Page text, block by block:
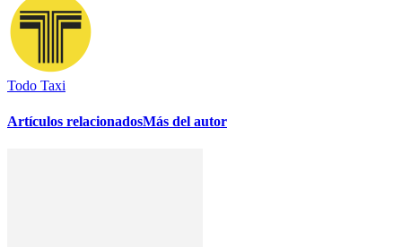
Todo Taxi
Artículos relacionadosMás del autor